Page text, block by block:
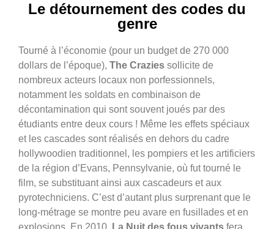
Le détournement des codes du
genre
Tourné à l’économie (pour un budget de 270 000
dollars de l’époque), The Crazies sollicite de
nombreux acteurs locaux non porfessionnels,
notamment les soldats en combinaison de
décontamination qui sont souvent joués par des
étudiants entre deux cours ! Même les effets spéciaux
et les cascades sont réalisés en dehors du cadre
hollywoodien traditionnel, les pompiers et les artificiers
de la région d’Evans, Pennsylvanie, où fut tourné le
film, se substituant ainsi aux cascadeurs et aux
pyrotechniciens. C’est d’autant plus surprenant que le
long-métrage se montre peu avare en fusillades et en